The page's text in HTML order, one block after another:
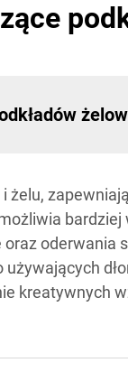
żelu,
oderwania
kreatywnych